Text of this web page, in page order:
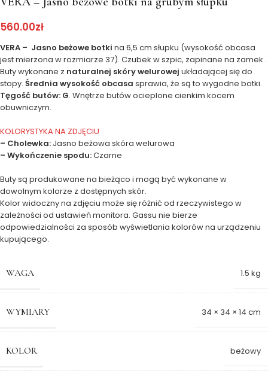
560.00zł
VERA – Jasno beżowe botki na 6,5 cm słupku (wysokość obcasa
jest mierzona w rozmiarze 37). Czubek w szpic, zapinane na zamek .
Buty wykonane z naturalnej skóry welurowej układającej się do
stopy. Średnia wysokość obcasa sprawia, że są to wygodne botki.
Tęgość butów: G. Wnętrze butów ocieplone cienkim kocem
obuwniczym.
KOLORYSTYKA NA ZDJĘCIU
– Cholewka: Jasno beżowa skóra welurowa
– Wykończenie spodu:Czarne
Buty są produkowane na bieżąco i mogą być wykonane w
dowolnym kolorze z dostępnych skór.
Kolor widoczny na zdjęciu może się różnić od rzeczywistego w
zależności od ustawień monitora. Gassu nie bierze
odpowiedzialności za sposób wyświetlania kolorów na urządzeniu
kupującego.
WAGA 1.5 kg
WYMIARY 34 × 34 × 14 cm
KOLOR beżowy